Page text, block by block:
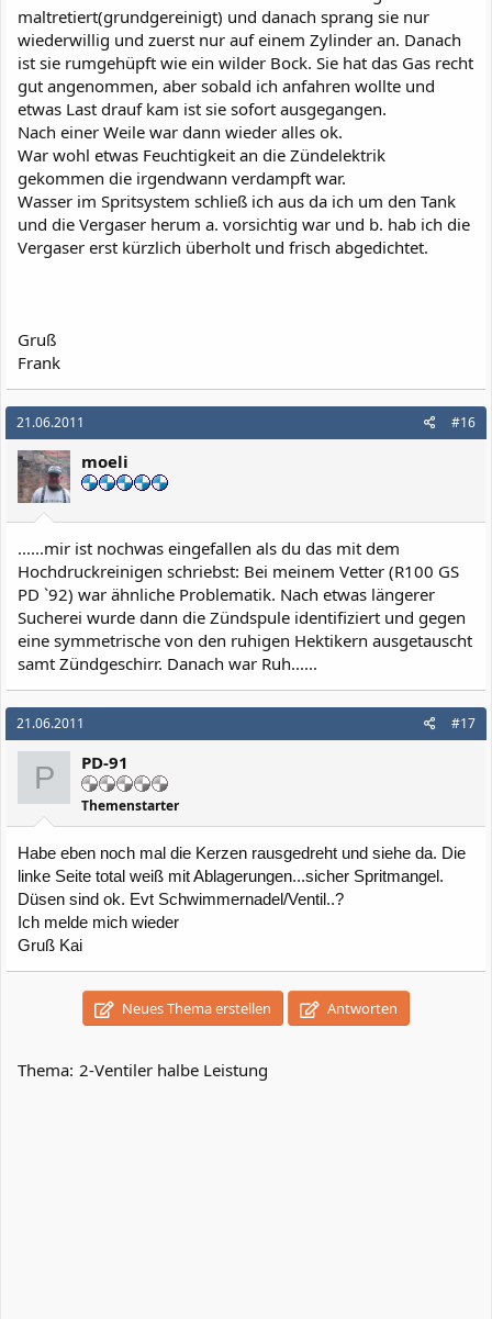
maltretiert(grundgereinigt) und danach sprang sie nur
wiederwillig und zuerst nur auf einem Zylinder an. Danach
ist sie rumgehüpft wie ein wilder Bock. Sie hat das Gas recht
gut angenommen, aber sobald ich anfahren wollte und
etwas Last drauf kam ist sie sofort ausgegangen.
Nach einer Weile war dann wieder alles ok.
War wohl etwas Feuchtigkeit an die Zündelektrik
gekommen die irgendwann verdampft war.
Wasser im Spritsystem schließ ich aus da ich um den Tank
und die Vergaser herum a. vorsichtig war und b. hab ich die
Vergaser erst kürzlich überholt und frisch abgedichtet.
Gruß
Frank
21.06.2011 #16
moeli
......mir ist nochwas eingefallen als du das mit dem
Hochdruckreinigen schriebst: Bei meinem Vetter (R100 GS
PD `92) war ähnliche Problematik. Nach etwas längerer
Sucherei wurde dann die Zündspule identifiziert und gegen
eine symmetrische von den ruhigen Hektikern ausgetauscht
samt Zündgeschirr. Danach war Ruh......
21.06.2011 #17
P PD-91
Themenstarter
Habe eben noch mal die Kerzen rausgedreht und siehe da. Die
linke Seite total weiß mit Ablagerungen...sicher Spritmangel.
Düsen sind ok. Evt Schwimmernadel/Ventil..?
Ich melde mich wieder
Gruß Kai
Neues Thema erstellen Antworten
Thema: 2-Ventiler halbe Leistung